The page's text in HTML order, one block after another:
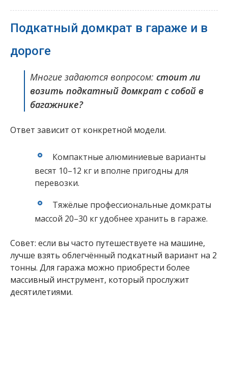
Подкатный домкрат в гараже и в
дороге
Многие задаются вопросом: стоит ли
возить подкатный домкрат с собой в
багажнике?
Ответ зависит от конкретной модели.
Компактные алюминиевые варианты
весят 10–12 кг и вполне пригодны для
перевозки.
Тяжёлые профессиональные домкраты
массой 20–30 кг удобнее хранить в гараже.
Совет: если вы часто путешествуете на машине,
лучше взять облегчённый подкатный вариант на 2
тонны. Для гаража можно приобрести более
массивный инструмент, который прослужит
десятилетиями.